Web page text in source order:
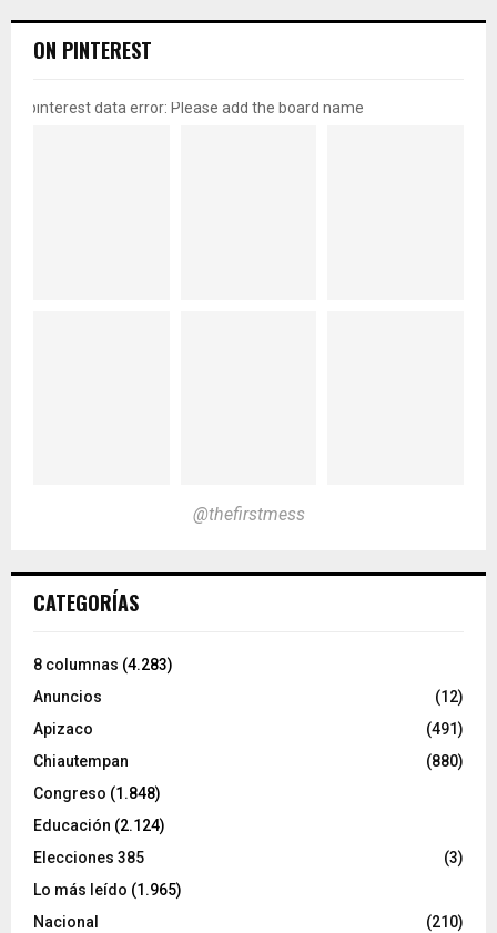
ON PINTEREST
pinterest data error: Please add the board name
@thefirstmess
CATEGORÍAS
8 columnas (4.283)
Anuncios
(12)
Apizaco
(491)
Chiautempan
(880)
Congreso (1.848)
Educación (2.124)
Elecciones 385
(3)
Lo más leído (1.965)
Nacional
(210)